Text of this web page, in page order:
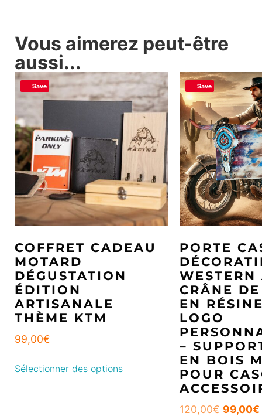
Vous aimerez peut-être
aussi...
Save
COFFRET CADEAU
MOTARD
DÉGUSTATION
ÉDITION
ARTISANALE
THÈME KTM
99,00€
Sélectionner des options
Save
PORTE
WESTERN
CRÂNE
EN
LOGO
–
EN BOIS
POUR
120,00€ 99,00€